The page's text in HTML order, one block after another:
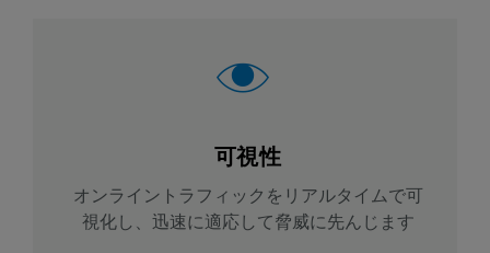
可視性
オンライントラフィックをリアルタイムで可
視化し、迅速に適応して脅威に先んじます